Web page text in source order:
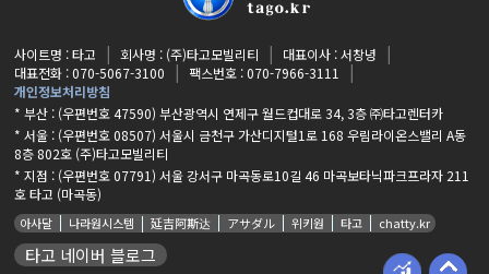
사이트명 : 타고 회사명 : (주)타고모빌리티
대표이사 : 서창녕
대표전화 : 070-5067-3100
팩스번호 : 070-7966-3111
개인정보처리방침
* 부산 : (우편번호 47590) 부산광역시 연제구 월드컵대로 34, 3층 ㈜타고렌터카
* 서울 : (우편번호 08507) 서울시 금천구 가산디지털1로 168 우림라이온스밸리 A동
8층 802호 (주)타고모빌리티
* 지점 : (우편번호 07791) 서울 강서구 마곡동로10길 46 마곡보타닉파크프라자 211
호 타고 (마곡동)
아사달 나라원시스템 延吉阿斯达 アサダル 위키원 타고 chatty.kr
타고 네이버 블로그